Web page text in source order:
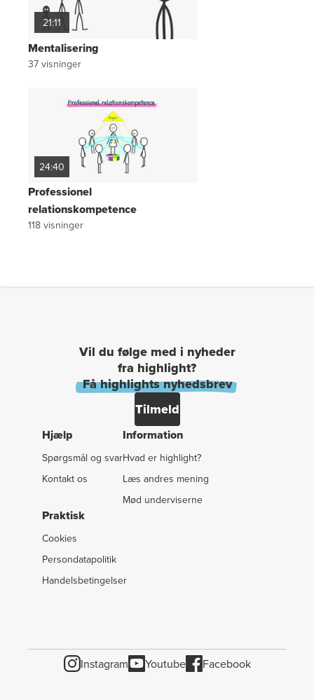
21:11
Mentalisering
37 visninger
24:40
Professionel
relationskompetence
118 visninger
Vil du følge med i nyheder
fra highlight?
Få highlights nyhedsbrev
Tilmeld
Hjælp
Spørgsmål og svar
Kontakt os
Information
Hvad er highlight?
Læs andres mening
Mød underviserne
Praktisk
Cookies
Persondatapolitik
Handelsbetingelser
Instagram Youtube Facebook